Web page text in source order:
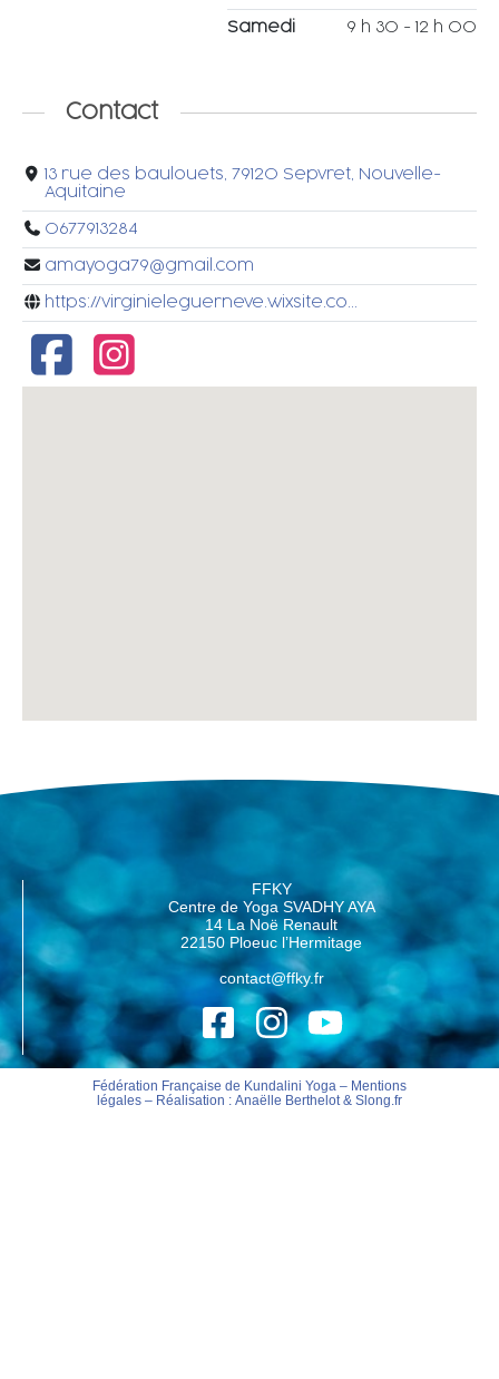
Samedi 9 h 30 - 12 h 00
Contact
13 rue des baulouets, 79120 Sepvret, Nouvelle-
Aquitaine
0677913284
amayoga79@gmail.com
https://virginieleguerneve.wixsite.co...
FFKY
Centre de Yoga SVADHY AYA
14 La Noë Renault
22150 Ploeuc l’Hermitage
contact@ffky.fr
Fédération Française de Kundalini Yoga – Mentions
légales– Réalisation : Anaëlle Berthelot& Slong.fr